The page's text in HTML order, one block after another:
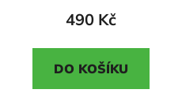
produktu
z
490 Kč
DO KOŠÍKU